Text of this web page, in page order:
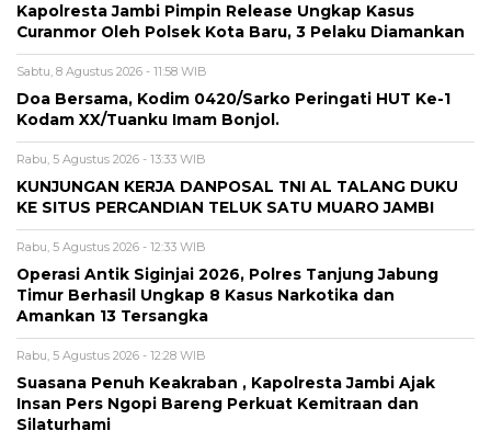
Kapolresta Jambi Pimpin Release Ungkap Kasus
Curanmor Oleh Polsek Kota Baru, 3 Pelaku Diamankan
Sabtu, 8 Agustus 2026 - 11:58 WIB
Doa Bersama, Kodim 0420/Sarko Peringati HUT Ke-1
Kodam XX/Tuanku Imam Bonjol.
Rabu, 5 Agustus 2026 - 13:33 WIB
KUNJUNGAN KERJA DANPOSAL TNI AL TALANG DUKU
KE SITUS PERCANDIAN TELUK SATU MUARO JAMBI
Rabu, 5 Agustus 2026 - 12:33 WIB
Operasi Antik Siginjai 2026, Polres Tanjung Jabung
Timur Berhasil Ungkap 8 Kasus Narkotika dan
Amankan 13 Tersangka
Rabu, 5 Agustus 2026 - 12:28 WIB
Suasana Penuh Keakraban , Kapolresta Jambi Ajak
Insan Pers Ngopi Bareng Perkuat Kemitraan dan
Silaturhami